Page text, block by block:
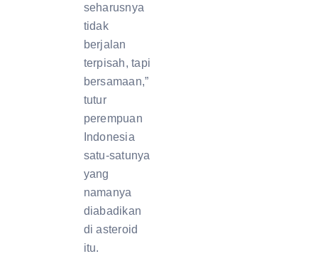
seharusnya
tidak
berjalan
terpisah, tapi
bersamaan,”
tutur
perempuan
Indonesia
satu-satunya
yang
namanya
diabadikan
di asteroid
itu.